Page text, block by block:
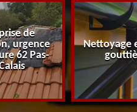
de
urgence
62 Pas-
Nettoyage